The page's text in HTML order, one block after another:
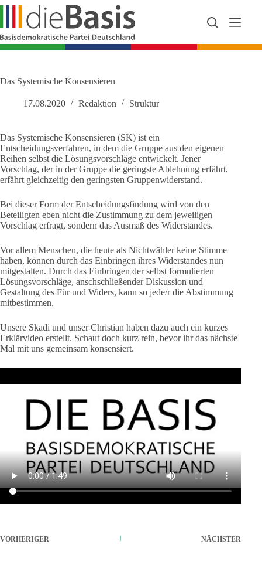
Zum
springen
Das Systemische Konsensieren
17.08.2020 Redaktion Struktur
Das Systemische Konsensieren (SK) ist ein
Entscheidungsverfahren, in dem die Gruppe aus den eigenen
Reihen selbst die Lösungsvorschläge entwickelt. Jener
Vorschlag, der in der Gruppe die geringste Ablehnung erfährt,
erfährt gleichzeitig den geringsten Gruppenwiderstand.
Bei dieser Form der Entscheidungsfindung wird von den
Beteiligten eben nicht die Zustimmung zu dem jeweiligen
Vorschlag erfragt, sondern das Ausmaß des Widerstandes.
Vor allem Menschen, die heute als Nichtwähler keine Stimme
haben, können durch das Einbringen ihres Widerstandes nun
mitgestalten. Durch das Einbringen der selbst formulierten
Lösungsvorschläge, anschschließender Diskussion und
Gestaltung des Für und Widers, kann so jede/r die Abstimmung
mitbestimmen.
Unsere Skadi und unser Christian haben dazu auch ein kurzes
Erklärvideo erstellt. Schaut doch kurz rein, bevor ihr das nächste
Mal mit uns gemeinsam konsensiert.
VORHERIGER NÄCHSTER